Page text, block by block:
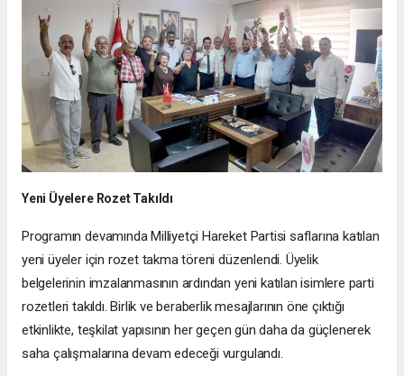
Yeni Üyelere Rozet Takıldı
Programın devamında Milliyetçi Hareket Partisi saflarına katılan
yeni üyeler için rozet takma töreni düzenlendi. Üyelik
belgelerinin imzalanmasının ardından yeni katılan isimlere parti
rozetleri takıldı. Birlik ve beraberlik mesajlarının öne çıktığı
etkinlikte, teşkilat yapısının her geçen gün daha da güçlenerek
saha çalışmalarına devam edeceği vurgulandı.